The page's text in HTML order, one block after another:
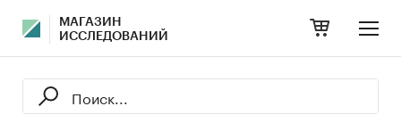
МАГАЗИН
ИССЛЕДОВАНИЙ